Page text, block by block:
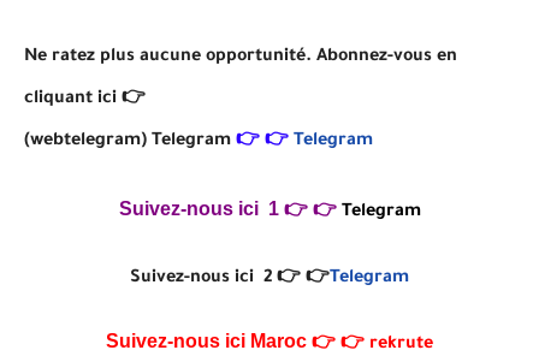
Ne ratez plus aucune opportunité. Abonnez-vous en
cliquant ici 👉
(webtelegram) Telegram 👉 👉 Telegram
Suivez-nous ici 1 👉 👉 Telegram
Suivez-nous ici 2 👉 👉Telegram
Suivez-nous ici Maroc 👉 👉 rekrute